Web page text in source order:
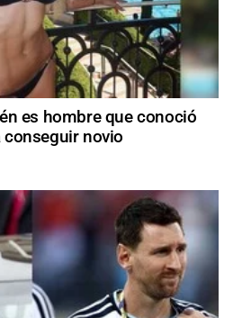
es hombre que conoció
novio